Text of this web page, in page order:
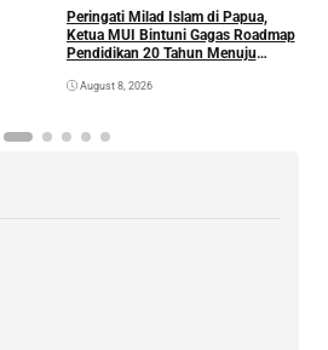
Peringati Milad Islam di Papua,
Ketua MUI Bintuni Gagas Roadmap
Pendidikan 20 Tahun Menuju
August 8, 2026